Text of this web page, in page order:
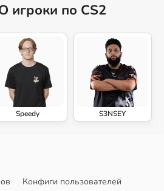
игроки по CS2
Speedy S3NSEY
Конфиги пользователей